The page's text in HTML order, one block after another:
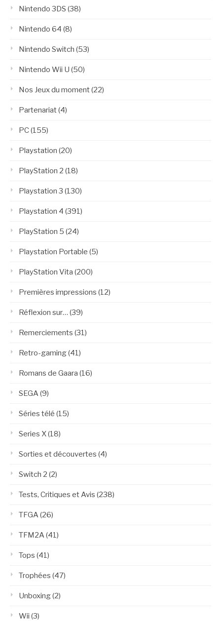
Nintendo 3DS (38)
Nintendo 64 (8)
Nintendo Switch (53)
Nintendo Wii U (50)
Nos Jeux du moment(22)
Partenariat(4)
PC(155)
Playstation (20)
PlayStation 2 (18)
Playstation 3 (130)
Playstation 4 (391)
PlayStation 5 (24)
Playstation Portable (5)
PlayStation Vita (200)
Premières impressions (12)
Réflexion sur… (39)
Remerciements (31)
Retro-gaming(41)
Romans de Gaara (16)
SEGA(9)
Séries télé (15)
Series X(18)
Sorties et découvertes (4)
Switch 2 (2)
Tests, Critiques et Avis (238)
TFGA(26)
TFM2A(41)
Tops (41)
Trophées (47)
Unboxing(2)
Wii (3)